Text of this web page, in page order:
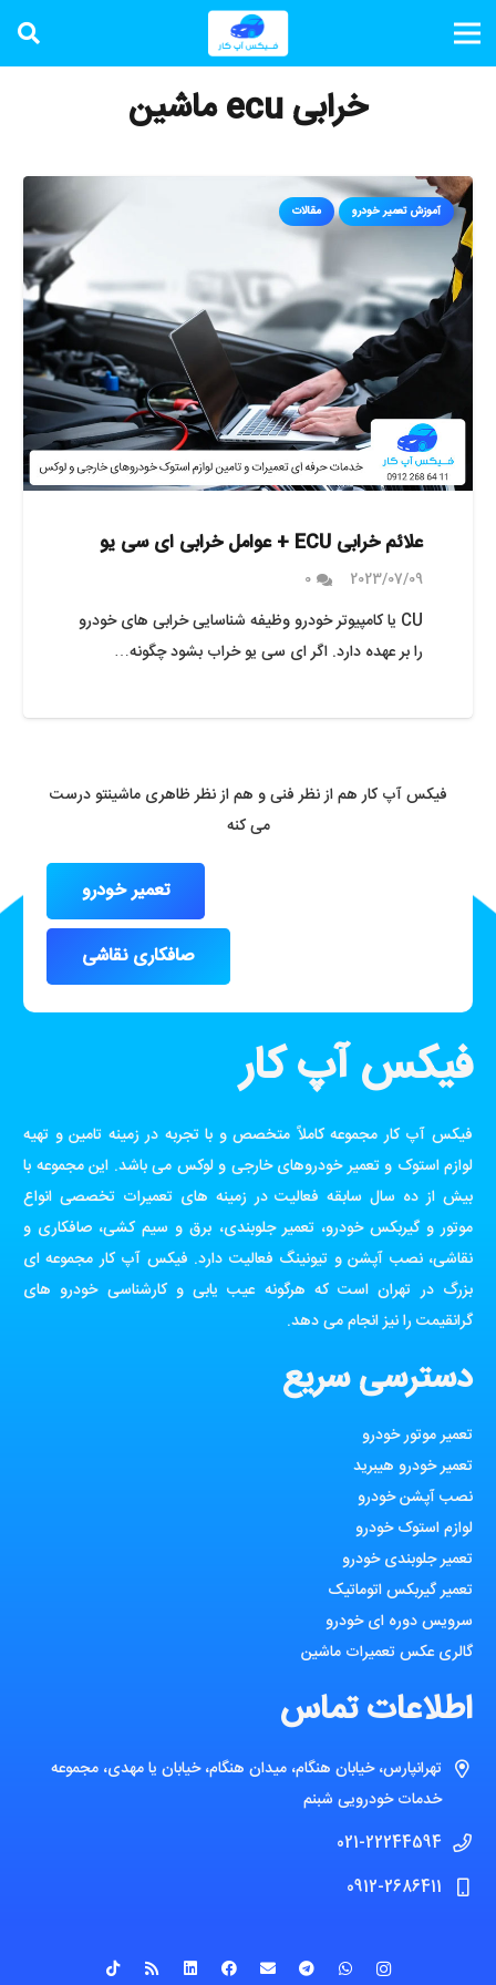
خرابی ecu ماشین
آموزش تعمیر خودرو مقالات
علائم خرابی ECU + عوامل خرابی ای سی یو
2023/07/09
0
CU یا کامپیوتر خودرو وظیفه شناسایی خرابی های خودرو
را بر عهده دارد. اگر ای سی یو خراب بشود چگونه…
فیکس آپ کار هم از نظر فنی و هم از نظر ظاهری ماشینتو درست
می کنه
تعمیر خودرو
صافکاری نقاشی
فیکس آپ کار
فیکس آپ کار مجموعه کاملاً متخصص و با تجربه در زمینه تامین و تهیه
لوازم استوک و تعمیر خودروهای خارجی و لوکس می باشد. این مجموعه با
بیش از ده سال سابقه فعالیت در زمینه های تعمیرات تخصصی انواع
موتور و گیربکس خودرو، تعمیر جلوبندی، برق و سیم کشی، صافکاری و
نقاشی، نصب آپشن و تیونینگ فعالیت دارد. فیکس آپ کار مجموعه ای
بزرگ در تهران است که هرگونه عیب یابی و کارشناسی خودرو های
گرانقیمت را نیز انجام می دهد.
دسترسی سریع
تعمیر موتور خودرو
تعمیر خودرو هیبرید
نصب آپشن خودرو
لوازم استوک خودرو
تعمیر جلوبندی خودرو
تعمیر گیربکس اتوماتیک
سرویس دوره ای خودرو
گالری عکس تعمیرات ماشین
اطلاعات تماس
تهرانپارس، خیابان هنگام، میدان هنگام، خیابان یا مهدی، مجموعه
خدمات خودرویی شبنم
021-22244594
0912-2686411